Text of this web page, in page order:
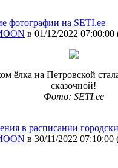
фотографии на SETI.ee
в 01/12/2022 07:00:00
ёлка на Петровской
сказочной!
Фото: SETI.ee
в расписании
в 30/11/2022 07:10:00